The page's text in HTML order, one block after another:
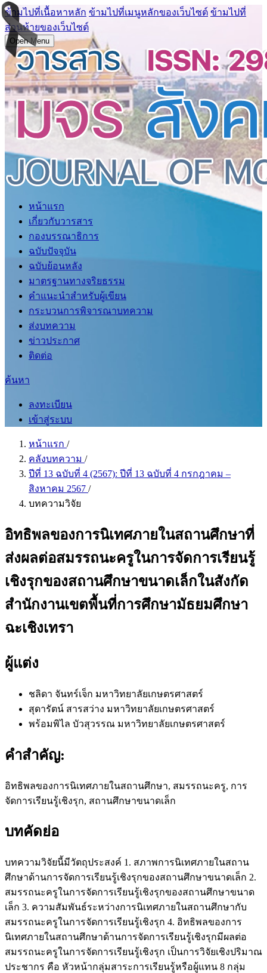
ข้ามไปที่เนื้อหาหลัก ข้ามไปที่เมนูหลักของเว็บไซต์ ข้ามไปที่
ส่วนท้ายของเว็บไซต์
Open Menu
หน้าแรก
เกี่ยวกับวารสาร
กองบรรณาธิการ
ฉบับปัจจุบัน
ฉบับย้อนหลัง
มาตรฐานทางจริยธรรม
คำแนะนำสำหรับผู้เขียน
กระบวนการพิจารณาบทความ
ส่งบทความ
ข่าวประกาศ
ติดต่อ
ค้นหา
ลงทะเบียน
เข้าสู่ระบบ
หน้าแรก /
คลังบทความ /
ปีที่ 13 ฉบับที่ 4 (2567): ปีที่ 13 ฉบับที่ 4 กรกฎาคม –
สิงหาคม 2567 /
บทความวิจัย
อิทธิพลของการนิเทศภายในสถานศึกษาที่
ส่งผลต่อสมรรถนะครูในการจัดการเรียนรู้
เชิงรุกของสถานศึกษาขนาดเล็กในสังกัด
สำนักงานเขตพื้นที่การศึกษามัธยมศึกษา
ฉะเชิงเทรา
ผู้แต่ง
ชลิดา จันทร์เจ็ก มหาวิทยาลัยเกษตรศาสตร์
สุดารัตน์ สารสว่าง มหาวิทยาลัยเกษตรศาสตร์
พร้อมพิไล บัวสุวรรณ มหาวิทยาลัยเกษตรศาสตร์
คำสำคัญ:
อิทธิพลของการนิเทศภายในสถานศึกษา, สมรรถนะครู, การ
จัดการเรียนรู้เชิงรุก, สถานศึกษาขนาดเล็ก
บทคัดย่อ
บทความวิจัยนี้มีวัตถุประสงค์ 1. สภาพการนิเทศภายในสถาน
ศึกษาด้านการจัดการเรียนรู้เชิงรุกของสถานศึกษาขนาดเล็ก 2.
สมรรถนะครูในการจัดการเรียนรู้เชิงรุกของสถานศึกษาขนาด
เล็ก 3. ความสัมพันธ์ระหว่างการนิเทศภายในสถานศึกษากับ
สมรรถนะครูในการจัดการเรียนรู้เชิงรุก 4. อิทธิพลของการ
นิเทศภายในสถานศึกษาด้านการจัดการเรียนรู้เชิงรุกมีผลต่อ
สมรรถนะครูในการจัดการเรียนรู้เชิงรุก เป็นการวิจัยเชิงปริมาณ
ประชากร คือ หัวหน้ากลุ่มสาระการเรียนรู้หรือผู้แทน 8 กลุ่ม